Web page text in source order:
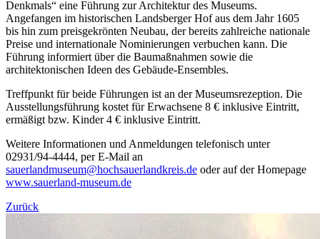
Denkmals“ eine Führung zur Architektur des Museums.
Angefangen im historischen Landsberger Hof aus dem Jahr 1605
bis hin zum preisgekrönten Neubau, der bereits zahlreiche nationale
Preise und internationale Nominierungen verbuchen kann. Die
Führung informiert über die Baumaßnahmen sowie die
architektonischen Ideen des Gebäude-Ensembles.
Treffpunkt für beide Führungen ist an der Museumsrezeption. Die
Ausstellungsführung kostet für Erwachsene 8 € inklusive Eintritt,
ermäßigt bzw. Kinder 4 € inklusive Eintritt.
Weitere Informationen und Anmeldungen telefonisch unter
02931/94-4444, per E-Mail an
sauerlandmuseum@hochsauerlandkreis.de oder auf der Homepage
www.sauerland-museum.de
Zurück